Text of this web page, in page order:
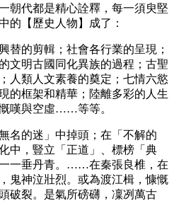
朝代都是精心詮釋，每一須臾堅
的【歷史人物】成了：
替的剪輯；社會各行業的呈現；
文明古國同化異族的過程；古聖
人類人文素養的奠定；七情六慾
的框架和精華；陸離多彩的人生
嘆與空虛……等等。
名的迷」中掉頭；在「不解的
中，豎立「正道」、標榜「典
一垂丹青。……在秦張良椎，在
神泣壯烈。或為渡江楫，慷慨
破裂。是氣所磅礴，凜冽萬古